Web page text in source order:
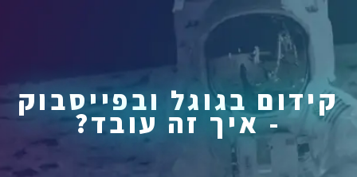
ליצירת קשר
קידום בגוגל ובפייסבוק
- איך זה עובד?